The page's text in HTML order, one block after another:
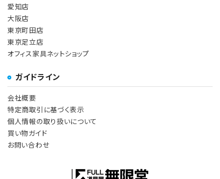
愛知店
大阪店
東京町田店
東京足立店
オフィス家具ネットショップ
ガイドライン
会社概要
特定商取引に基づく表示
個人情報の取り扱いについて
買い物ガイド
お問い合わせ